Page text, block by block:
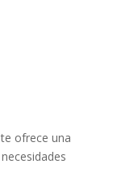
ofrece una